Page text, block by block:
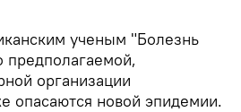
ученым "Болезнь
предполагаемой,
организации
опасаются новой эпидемии.